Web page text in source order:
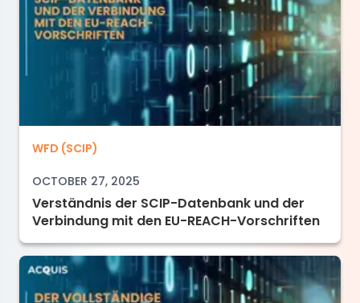
Verständnis der SCIP-Datenbank und der
WFD (SCIP)
OCTOBER 27, 2025
Verständnis der SCIP-Datenbank und der
Verbindung mit den EU-REACH-Vorschriften